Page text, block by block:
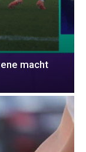
macht